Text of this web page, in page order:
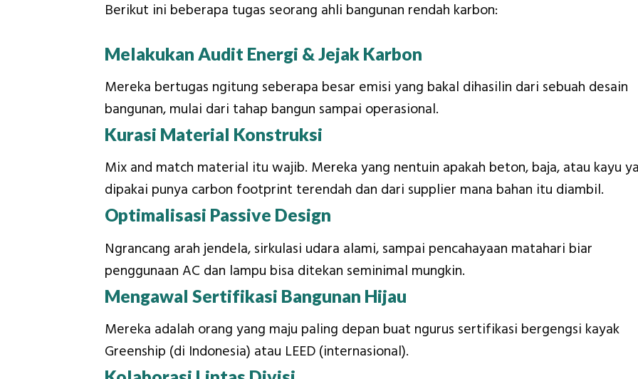
Berikut ini beberapa tugas seorang ahli bangunan rendah karbon:
Melakukan Audit Energi & Jejak Karbon
Mereka bertugas ngitung seberapa besar emisi yang bakal dihasilin dari sebuah desain
bangunan, mulai dari tahap bangun sampai operasional.
Kurasi Material Konstruksi
Mix and match material itu wajib. Mereka yang nentuin apakah beton, baja, atau kayu
dipakai punya carbon footprint terendah dan dari supplier mana bahan itu diambil.
Optimalisasi Passive Design
Ngrancang arah jendela, sirkulasi udara alami, sampai pencahayaan matahari biar
penggunaan AC dan lampu bisa ditekan seminimal mungkin.
Mengawal Sertifikasi Bangunan Hijau
Mereka adalah orang yang maju paling depan buat ngurus sertifikasi bergengsi kayak
Greenship (di Indonesia) atau LEED (internasional).